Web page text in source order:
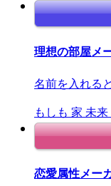
理想の部屋メ
名前を入れる
もしも 家 未来
恋愛属性メー